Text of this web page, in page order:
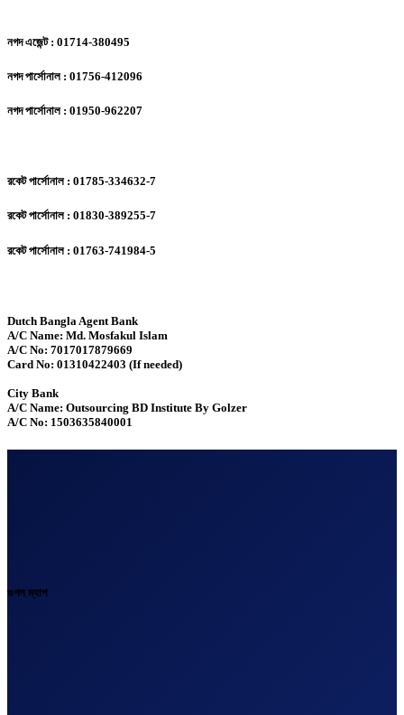
নগদ এজেন্ট : 01714-380495
নগদ পার্সোনাল : 01756-412096
নগদ পার্সোনাল : 01950-962207
রকেট পার্সোনাল : 01785-334632-7
রকেট পার্সোনাল : 01830-389255-7
রকেট পার্সোনাল : 01763-741984-5
Dutch Bangla Agent Bank
A/C Name: Md. Mosfakul Islam
A/C No: 7017017879669
Card No: 01310422403 (If needed)
City Bank
A/C Name: Outsourcing BD Institute By Golzer
A/C No: 1503635840001
গুগল ম্যাপ